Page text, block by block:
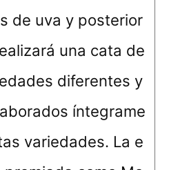
de uva y posterior
una cata de
diferentes y
íntegrame
variedades. La e